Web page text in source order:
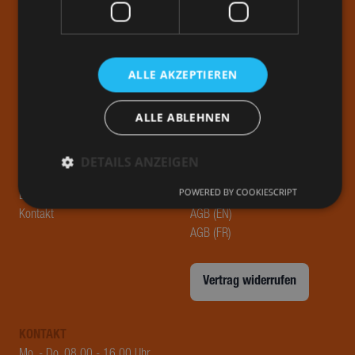
Blog
Kontakt
RECHTLICHES
Impressum
Datenschutzerkärung
AGB (DE)
AGB (EN)
AGB (FR)
Vertrag widerrufen
KONTAKT
ALLE AKZEPTIEREN
ALLE ABLEHNEN
DETAILS ANZEIGEN
Targeting
Funktionalität
Performance-Cookies sammeln Informationen
darüber, wie Besucher eine Webseite nutzen, z. B.
POWERED BY COOKIESCRIPT